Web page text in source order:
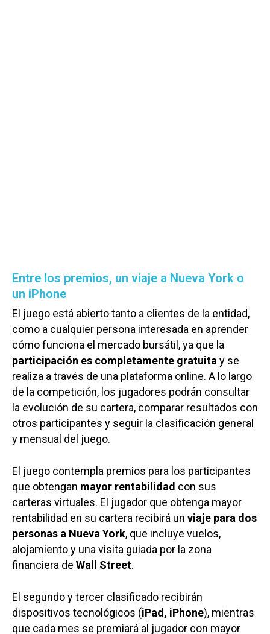
Entre los premios, un viaje a Nueva York o
un iPhone
El juego está abierto tanto a clientes de la entidad,
como a cualquier persona interesada en aprender
cómo funciona el mercado bursátil, ya que la
participación es completamente gratuita y se
realiza a través de una plataforma online. A lo largo
de la competición, los jugadores podrán consultar
la evolución de su cartera, comparar resultados con
otros participantes y seguir la clasificación general
y mensual del juego.
El juego contempla premios para los participantes
que obtengan mayor rentabilidad con sus
carteras virtuales. El jugador que obtenga mayor
rentabilidad en su cartera recibirá un viaje para dos
personas a Nueva York, que incluye vuelos,
alojamiento y una visita guiada por la zona
financiera de Wall Street.
El segundo y tercer clasificado recibirán
dispositivos tecnológicos (iPad, iPhone), mientras
que cada mes se premiará al jugador con mayor